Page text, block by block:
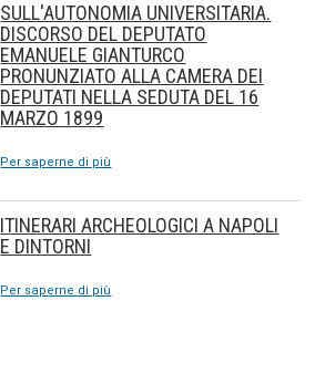
SULL'AUTONOMIA UNIVERSITARIA.
DISCORSO DEL DEPUTATO
EMANUELE GIANTURCO
PRONUNZIATO ALLA CAMERA DEI
DEPUTATI NELLA SEDUTA DEL 16
MARZO 1899
Per saperne di più
ITINERARI ARCHEOLOGICI A NAPOLI
E DINTORNI
Per saperne di più